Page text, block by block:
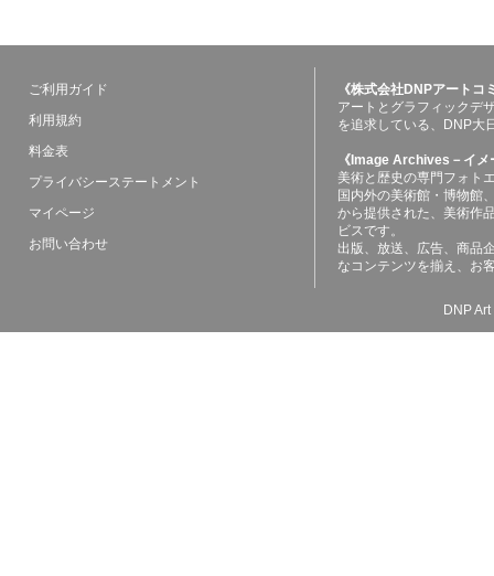
ご利用ガイド
利用規約
料金表
プライバシーステートメント
マイページ
お問い合わせ
《株式会社DNPアート
アートとグラフィックデ
を追求している、DNP大
《Image Archives－イ
美術と歴史の専門フォト
国内外の美術館・博物館
から提供された、美術作
ビスです。
出版、放送、広告、商品
なコンテンツを揃え、お
DNP